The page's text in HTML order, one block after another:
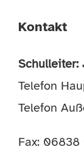
Kontakt
Schulleiter:
Telefon
Telefon
Fax: 06838